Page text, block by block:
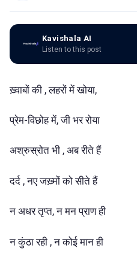
Kavishala AI
Listen to this post
ख़्वाबों की , लहरों में खोया,
प्रेम-विछोह में, जी भर रोया
अश्रुस्रोत भी , अब रीते हैं
दर्द , नए जख़्मों को सीते हैं
न अधर तृप्त, न मन प्राण ही
न कुंठा रही , न कोई मान ही